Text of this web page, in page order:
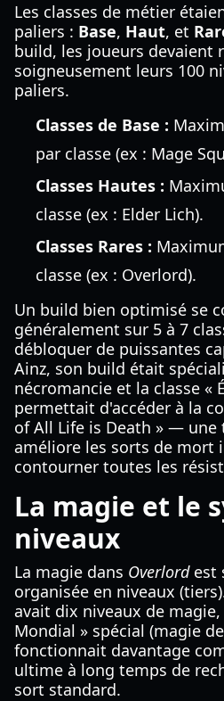
Les classes de métier
paliers : Base, Haut, et
build, les joueurs devaient
soigneusement leurs 100
paliers.
Classes de Base :
par classe (ex : Mage
Classes Hautes :
classe (ex : Elder Lich).
Classes Rares :
classe (ex : Overlord).
Un build bien optimisé se
généralement sur 5 à 7
débloquer de puissantes
Ainz, son build était
nécromancie et la classe «
permettait d'accéder à la
of All Life is Death » — une
améliore les sorts de mort
contourner toutes les
La magie et le
niveaux
La magie dans Overlordest
organisée en niveaux
avait dix niveaux de
Mondial » spécial (magie
fonctionnait davantage
ultime à long temps de
sort standard.